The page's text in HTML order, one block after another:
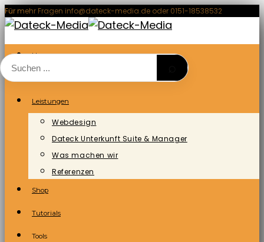
Zum
Inhalt
springen
Für mehr Fragen info@dateck-media.de oder 0151-18538532
Home
Leistungen
Webdesign
Dateck Unterkunft Suite & Manager
Was machen wir
Referenzen
Shop
Tutorials
Tools